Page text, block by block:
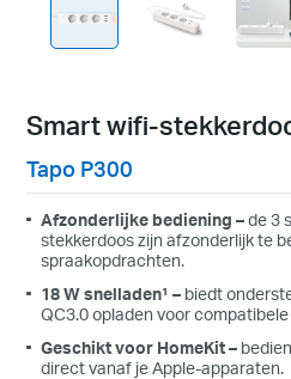
Smart wifi-
Tapo P300
Afzonderlijke bediening –de 3
stekkerdoos zijn afzonderlijk te
spraakopdrachten.
18 W snelladen¹ – biedt
QC3.0 opladen voor
Geschikt voor HomeKit –
direct vanaf je Apple-apparaten.